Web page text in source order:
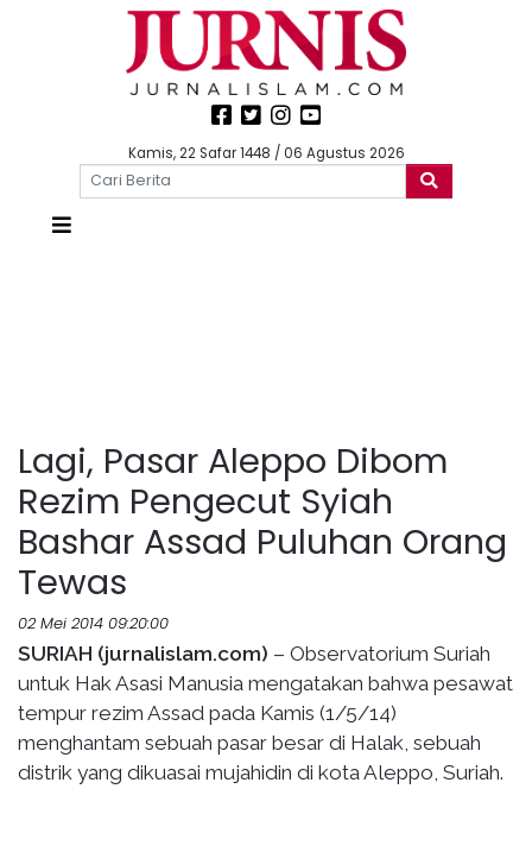
Kamis, 22 Safar 1448 / 06 Agustus 2026
Lagi, Pasar Aleppo Dibom
Rezim Pengecut Syiah
Bashar Assad Puluhan Orang
Tewas
02 Mei 2014 09:20:00
SURIAH (jurnalislam.com) – Observatorium Suriah
untuk Hak Asasi Manusia mengatakan bahwa pesawat
tempur rezim Assad pada Kamis (1/5/14)
menghantam sebuah pasar besar di Halak, sebuah
distrik yang dikuasai mujahidin di kota Aleppo, Suriah.